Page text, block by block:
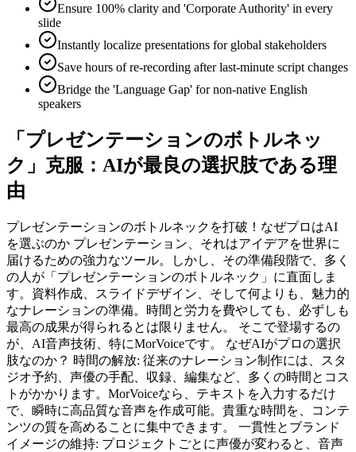
Ensure 100% clarity and 'Corporate Authority' in every
slide
Instantly localize presentations for global stakeholders
Save hours of re-recording after last-minute script changes
Bridge the 'Language Gap' for non-native English
speakers
「プレゼンテーションのボトルネッ
ク」克服：AIが最良の選択肢である理
由
プレゼンテーションのボトルネックを打破！なぜプロはAI
を選ぶのか プレゼンテーション、それはアイデアを世界に
届けるための強力なツール。しかし、その準備段階で、多く
の人が「プレゼンテーションのボトルネック」に直面しま
す。資料作成、スライドデザイン、そして何よりも、魅力的
なナレーションの準備。時間と労力を費やしても、必ずしも
最高の成果が得られるとは限りません。 そこで登場するの
が、AI音声技術、特にMorVoiceです。 なぜAIがプロの選択
肢なのか？ 時間の解放: 従来のナレーション制作には、スタ
ジオ予約、声優の手配、収録、編集など、多くの時間とコス
トがかかります。MorVoiceなら、テキストを入力するだけ
で、瞬時に高品質な音声を作成可能。貴重な時間を、コンテ
ンツの質を高めることに集中できます。 一貫性とブランド
イメージの維持: プロジェクトごとに声優が変わると、音声